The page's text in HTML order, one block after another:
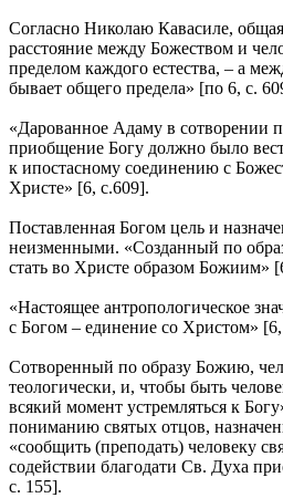
Согласно Николаю Кавасиле,
расстояние между Божеством и
пределом каждого естества, – а
бывает общего предела» [по 6, с.
«Дарованное Адаму в сотворении
приобщение Богу должно было
к ипостасному соединению с
Христе» [6, с.609].
Поставленная Богом цель и
неизменными. «Созданный по
стать во Христе образом Божиим»
«Настоящее антропологическое
с Богом – единение со Христом»
Сотворенный по образу Божию,
теологически, и, чтобы быть
всякий момент устремляться к
пониманию святых отцов,
«сообщить (преподать) человеку
содействии благодати Св. Духа
с. 155].